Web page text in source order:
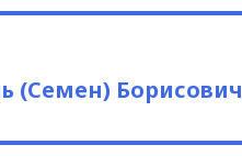
(Семен) Борисович